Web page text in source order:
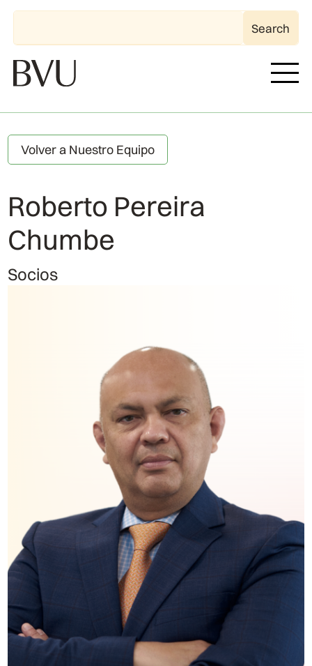
Volver a Nuestro Equipo
Roberto Pereira
Chumbe
Socios